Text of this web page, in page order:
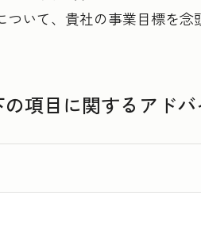
いて、貴社の事業目標を念
項目に関するアド